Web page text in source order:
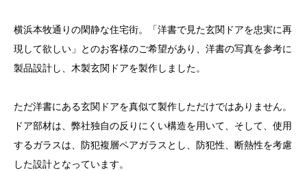
横浜本牧通りの閑静な住宅街。「洋書で見た玄関ドアを忠実に再
現して欲しい」とのお客様のご希望があり、洋書の写真を参考に
製品設計し、木製玄関ドアを製作しました。
ただ洋書にある玄関ドアを真似て製作しただけではありません。
ドア部材は、弊社独自の反りにくい構造を用いて、そして、使用
するガラスは、防犯複層ペアガラスとし、防犯性、断熱性を考慮
した設計となっています。